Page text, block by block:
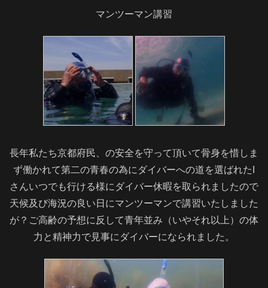
マンツーマン講習
長年私たち京都府民、の安全を守って頂いて骨身を惜しま
ず働かれて第二の青春の為にダイバーへの道を選ばれたI
さんいつでも行ける様にダイバー休暇を取られましたので
天候及び海況の良い日にマンツーマンで講習いたしました
が？ご高齢の予想に反して青年並み（いやそれ以上）の体
力と精神力で見事にダイバーになられました。